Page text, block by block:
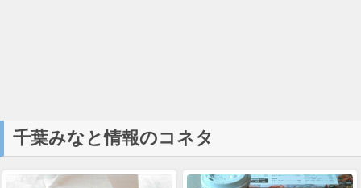
千葉みなと情報のコネタ